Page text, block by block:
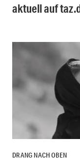
aktuell auf
DRANG NACH OBEN